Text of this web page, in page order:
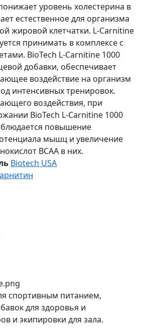
уровень холестерина в
естественное для организма
жировой клетчатки. L-Carnitine
принимать в комплексе с
BioTech L-Carnitine 1000
добавки, обеспечивает
воздействие на организм
интенсивных тренировок.
воздействия, при
BioTech L-Carnitine 1000
повышение
мышц и увеличение
BCAA в них.
Biotech USA
спортивным питанием,
для здоровья и
и экипировки для зала.